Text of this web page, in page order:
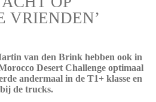
VRIENDEN’
van den Brink hebben ook in
Desert Challenge optimaal
andermaal in de T1+ klasse en
de trucks.